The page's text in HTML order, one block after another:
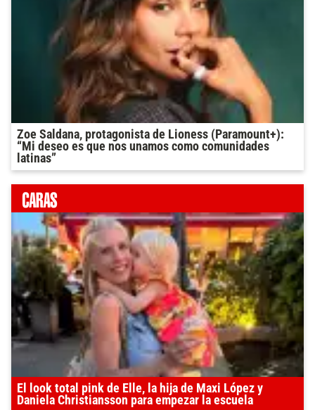
Zoe Saldana, protagonista de Lioness (Paramount+):
“Mi deseo es que nos unamos como comunidades
latinas”
El look total pink de Elle, la hija de Maxi López y
Daniela Christiansson para empezar la escuela